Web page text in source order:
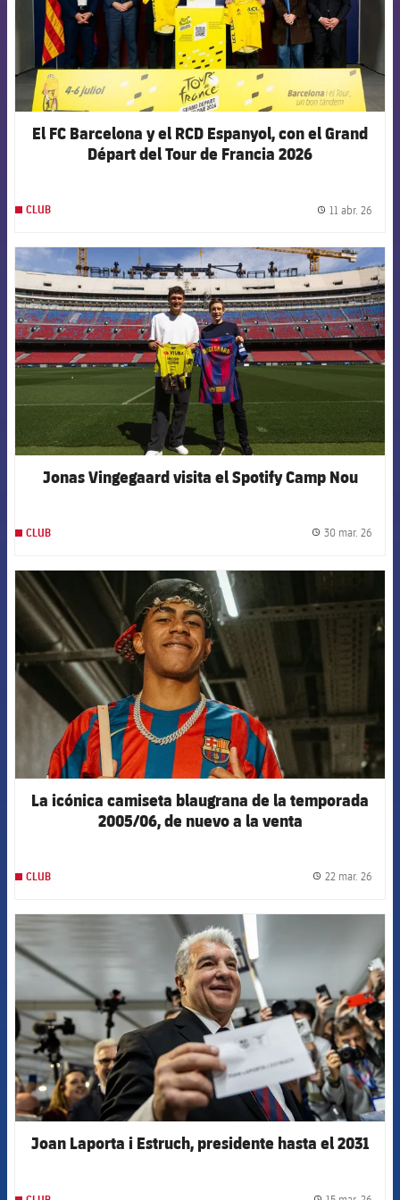
El FC Barcelona y el RCD Espanyol, con el Grand
Départ del Tour de Francia 2026
CLUB 11 abr. 26
FCB Barcelona badge
Jonas Vingegaard visita el Spotify Camp Nou
CLUB 30 mar. 26
FCB Barcelona badge
La icónica camiseta blaugrana de la temporada
2005/06, de nuevo a la venta
CLUB 22 mar. 26
FCB Barcelona badge
Joan Laporta i Estruch, presidente hasta el 2031